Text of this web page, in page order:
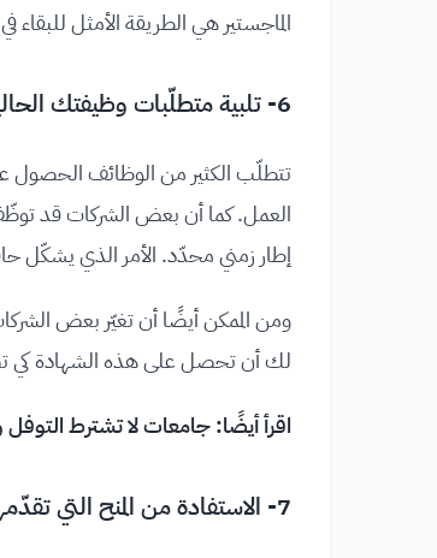
الماجستير هي الطريقة الأمثل للبقاء
6- تلبية متطلّبات وظيفتك الحالية
تتطلّب الكثير من الوظائف الحصول
العمل. كما أن بعض الشركات قد
إطار زمني محدّد. الأمر الذي يشكّل
ومن الممكن أيضًا أن تغيّر بعض
لك أن تحصل على هذه الشهادة كي
اقرأ أيضًا:جامعات لا تشترط التوفل
7- الاستفادة من المنح التي تقدّمها الشركة